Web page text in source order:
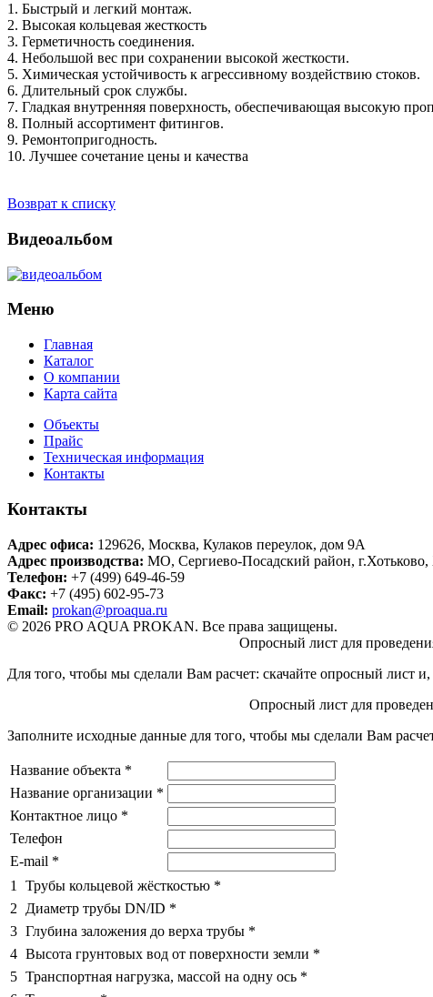
1. Быстрый и легкий монтаж.
2. Высокая кольцевая жесткость
3. Герметичность соединения.
4. Небольшой вес при сохранении высокой жесткости.
5. Химическая устойчивость к агрессивному воздействию стоков.
6. Длительный срок службы.
7. Гладкая внутренняя поверхность, обеспечивающая высокую
8. Полный ассортимент фитингов.
9. Ремонтопригодность.
10. Лучшее сочетание цены и качества
Возврат к списку
Видеоальбом
Меню
Главная
Каталог
О компании
Карта сайта
Объекты
Прайс
Техническая информация
Контакты
Контакты
Адрес офиса: 129626, Москва, Кулаков переулок, дом 9А
Адрес производства: МО, Сергиево-Посадский район, г.Хотьково,
Телефон: +7 (499) 649-46-59
Факс: +7 (495) 602-95-73
Email: prokan@proaqua.ru
© 2026 PRO AQUA PROKAN. Все права защищены.
Опросный лист для
Для того, чтобы мы сделали Вам расчет: скачайте опросный лист и,
Опросный лист для
Заполните исходные данные для того, чтобы мы сделали Вам
Название объекта *
Название организации *
Контактное лицо *
Телефон
E-mail *
1
Трубы кольцевой жёсткостью *
2
Диаметр трубы DN/ID *
3 Глубина заложения до верха трубы *
4 Высота грунтовых вод от поверхности земли *
5 Транспортная нагрузка, массой на одну ось *